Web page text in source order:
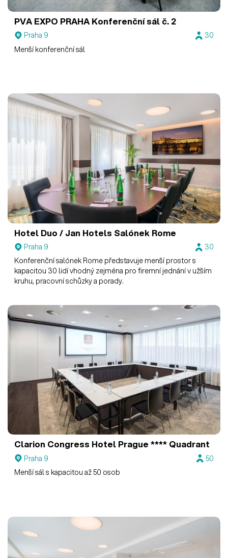
PVA EXPO PRAHA Konferenční sál č. 2
Praha 9
30
Menší konferenční sál
Hotel Duo / Jan Hotels Salónek Rome
Praha 9
30
Konferenční salónek Rome představuje menší prostor s
kapacitou 30 lidí vhodný zejména pro firemní jednání v užším
kruhu, pracovní schůzky a porady.
Clarion Congress Hotel Prague **** Quadrant
Praha 9
50
Menší sál s kapacitou až 50 osob